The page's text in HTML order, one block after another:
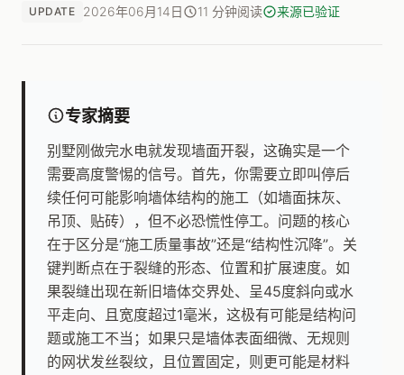
UPDATE 2026年06月14日 11 分钟阅读 来源已验证
专家摘要
别墅刚做完水电就发现墙面开裂，这确实是一个
需要高度警惕的信号。首先，你需要立即叫停后
续任何可能影响墙体结构的施工（如墙面抹灰、
吊顶、贴砖），但不必恐慌性停工。问题的核心
在于区分是“施工质量事故”还是“结构性沉降”。关
键判断点在于裂缝的形态、位置和扩展速度。如
果裂缝出现在新旧墙体交界处、呈45度斜向或水
平走向、且宽度超过1毫米，这极有可能是结构问
题或施工不当；如果只是墙体表面细微、无规则
的网状发丝裂纹，且位置固定，则更可能是材料
立即预约